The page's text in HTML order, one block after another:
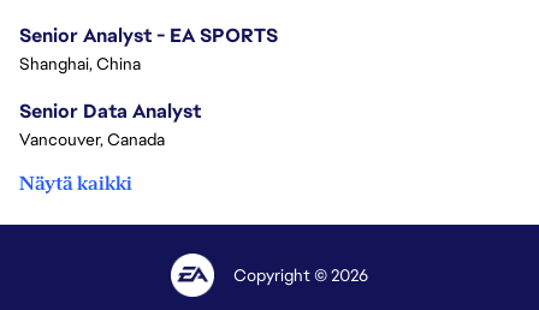
Senior Analyst - EA SPORTS
Shanghai, China
Senior Data Analyst
Vancouver, Canada
Näytä kaikki
Copyright © 2026